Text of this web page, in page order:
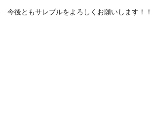
今後ともサレブルをよろしくお願いします！！